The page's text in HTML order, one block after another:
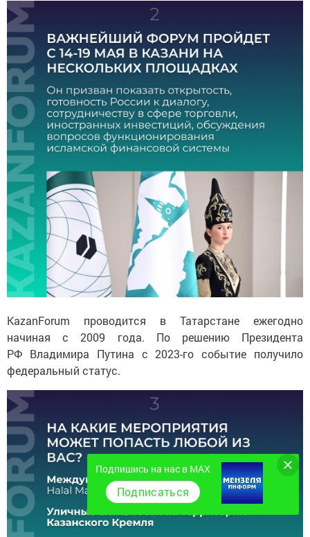
KazanForum проводится в Татарстане ежегодно
начиная с 2009 года. По решению Президента
РФ Владимира Путина с 2023-го событие получило
федеральный статус.
Подпишись на нас в MAX
Подписаться